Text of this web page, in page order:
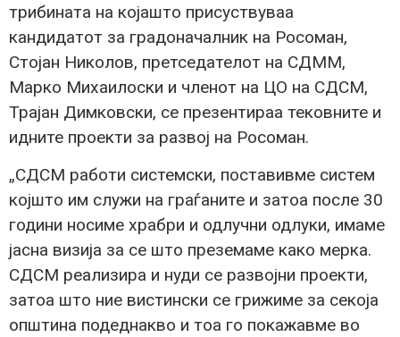
трибината на којашто присуствуваа
кандидатот за градоначалник на Росоман,
Стојан Николов, претседателот на СДММ,
Марко Михаилоски и членот на ЦО на СДСМ,
Трајан Димковски, се презентираа тековните и
идните проекти за развој на Росоман.
„СДСМ работи системски, поставивме систем
којшто им служи на граѓаните и затоа после 30
години носиме храбри и одлучни одлуки, имаме
јасна визија за се што преземаме како мерка.
СДСМ реализира и нуди се развојни проекти,
затоа што ние вистински се грижиме за секоја
општина подеднакво и тоа го покажавме во